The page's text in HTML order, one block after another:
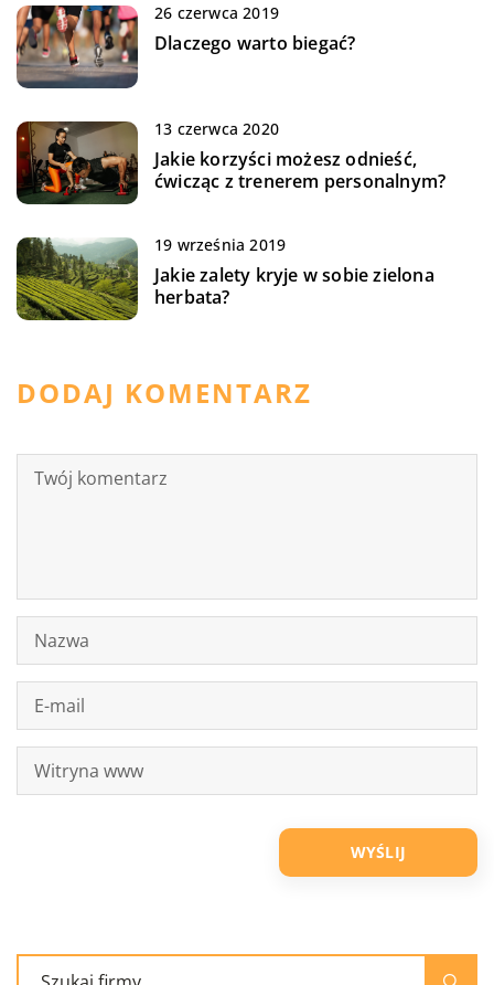
26 czerwca 2019
Dlaczego warto biegać?
13 czerwca 2020
Jakie korzyści możesz odnieść,
ćwicząc z trenerem personalnym?
19 września 2019
Jakie zalety kryje w sobie zielona
herbata?
DODAJ KOMENTARZ